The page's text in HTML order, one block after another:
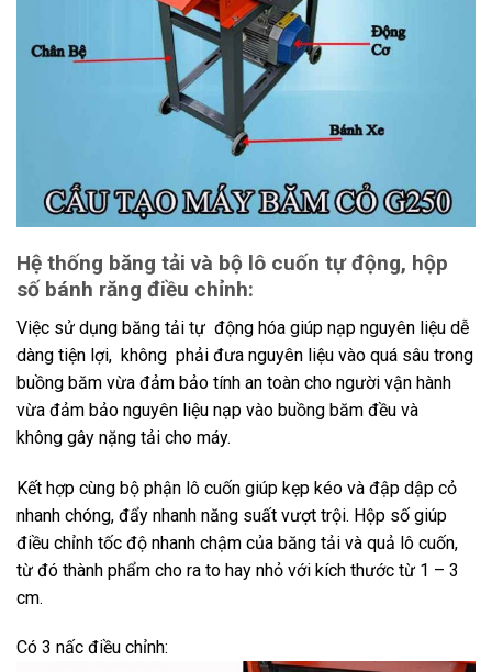
Hệ thống băng tải và bộ lô cuốn tự động, hộp
số bánh răng điều chỉnh:
Việc sử dụng băng tải tự động hóa giúp nạp nguyên liệu dễ
dàng tiện lợi, không phải đưa nguyên liệu vào quá sâu trong
buồng băm vừa đảm bảo tính an toàn cho người vận hành
vừa đảm bảo nguyên liệu nạp vào buồng băm đều và
không gây nặng tải cho máy.
Kết hợp cùng bộ phận lô cuốn giúp kẹp kéo và đập dập cỏ
nhanh chóng, đẩy nhanh năng suất vượt trội. Hộp số giúp
điều chỉnh tốc độ nhanh chậm của băng tải và quả lô cuốn,
từ đó thành phẩm cho ra to hay nhỏ với kích thước từ 1 – 3
cm.
Có 3 nấc điều chỉnh: